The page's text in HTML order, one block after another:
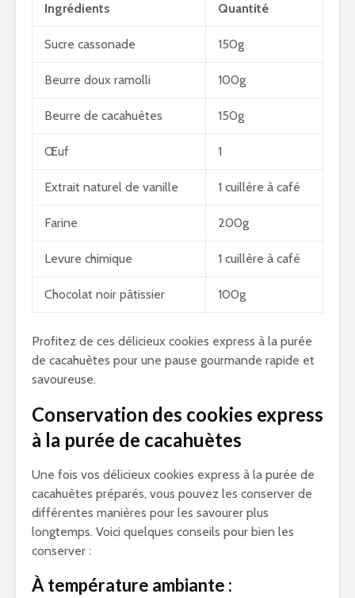
Ingrédients Quantité
Sucre cassonade 150g
Beurre doux ramolli 100g
Beurre de cacahuètes 150g
Œuf 1
Extrait naturel de vanille 1 cuillère à café
Farine 200g
Levure chimique 1 cuillère à café
Chocolat noir pâtissier 100g
Profitez de ces délicieux cookies express à la purée
de cacahuètes pour une pause gourmande rapide et
savoureuse.
Conservation des cookies express
à la purée de cacahuètes
Une fois vos délicieux cookies express à la purée de
cacahuètes préparés, vous pouvez les conserver de
différentes manières pour les savourer plus
longtemps. Voici quelques conseils pour bien les
conserver :
À température ambiante :